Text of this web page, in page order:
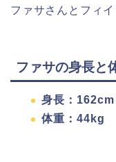
ファサさんとフィ
ファサの身長と
身長：162cm
体重：44kg